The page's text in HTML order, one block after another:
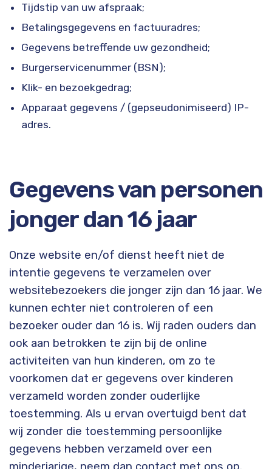
Tijdstip van uw afspraak;
Betalingsgegevens en factuuradres;
Gegevens betreffende uw gezondheid;
Burgerservicenummer (BSN);
Klik- en bezoekgedrag;
Apparaat gegevens / (gepseudonimiseerd) IP-
adres.
Gegevens van personen
jonger dan 16 jaar
Onze website en/of dienst heeft niet de
intentie gegevens te verzamelen over
websitebezoekers die jonger zijn dan 16 jaar. We
kunnen echter niet controleren of een
bezoeker ouder dan 16 is. Wij raden ouders dan
ook aan betrokken te zijn bij de online
activiteiten van hun kinderen, om zo te
voorkomen dat er gegevens over kinderen
verzameld worden zonder ouderlijke
toestemming. Als u ervan overtuigd bent dat
wij zonder die toestemming persoonlijke
gegevens hebben verzameld over een